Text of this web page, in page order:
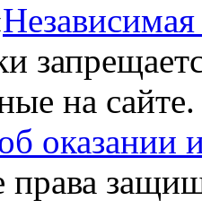
Независимая
на сайте.
оказании
права